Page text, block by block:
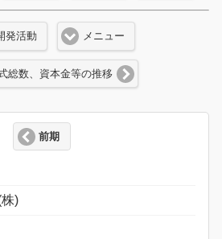
発活動 メニュー
総数、資本金等の推移
前期
)